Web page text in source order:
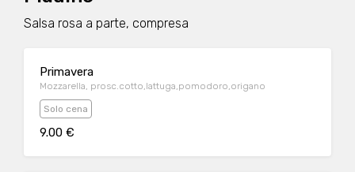
Salsa rosa a parte, compresa
Primavera
Mozzarella, prosc.cotto,lattuga,pomodoro,origano
Solo cena
9.00 €